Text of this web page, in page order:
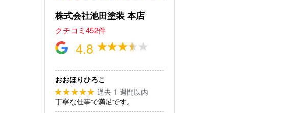
株式会社池田塗装 本店
クチコミ452件
4.8
おおほりひろこ
★★★★★ 過去 1 週間以内
丁寧な仕事で満足です。